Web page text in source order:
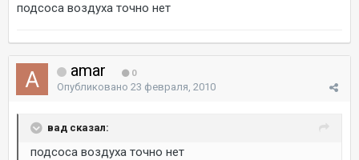
подсоса воздуха точно нет
amar 0
Опубликовано 23 февраля, 2010
вад сказал:
подсоса воздуха точно нет